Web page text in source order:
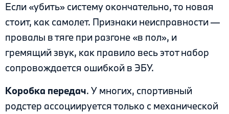
Если «убить» систему окончательно, то новая
стоит, как самолет. Признаки неисправности —
провалы в тяге при разгоне «в пол», и
гремящий звук, как правило весь этот набор
сопровождается ошибкой в ЭБУ.
Коробка передач. У многих, спортивный
родстер ассоциируется только с механической